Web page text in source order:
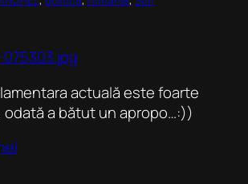
actuală este foarte
odată a bătut un apropo…:))